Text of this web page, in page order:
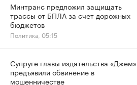
Минтранс предложил защищать
трассы от БПЛА за счет дорожных
бюджетов
Политика, 05:15
Супруге главы издательства «Джем»
предъявили обвинение в
мошенничестве